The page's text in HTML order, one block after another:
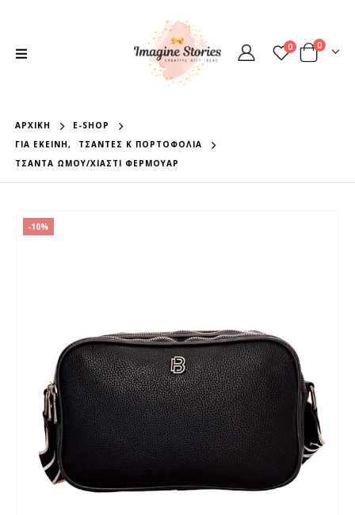
0 0
ΑΡΧΙΚΉ
E-SHOP
ΓΙΑ ΕΚΕΊΝΗ,
ΤΣΆΝΤΕΣ Κ ΠΟΡΤΟΦΌΛΙΑ
ΤΣΆΝΤΑ ΏΜΟΥ/ΧΙΑΣΤΊ ΦΕΡΜΟΥΆΡ
-10%